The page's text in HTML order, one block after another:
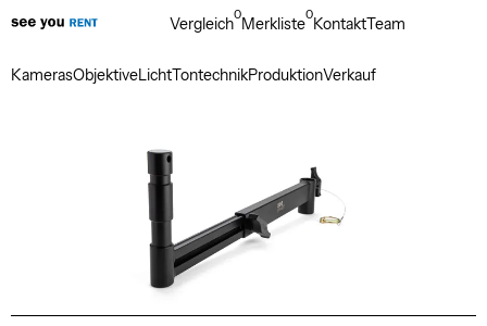
KamerasObjektiveLichtTontechnikProduktionVerkauf
Vergleich0Merkliste0KontaktTeam